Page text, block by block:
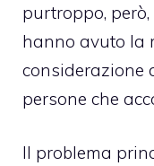
purtroppo,
hanno avuto la
considerazione
persone che
Il problema